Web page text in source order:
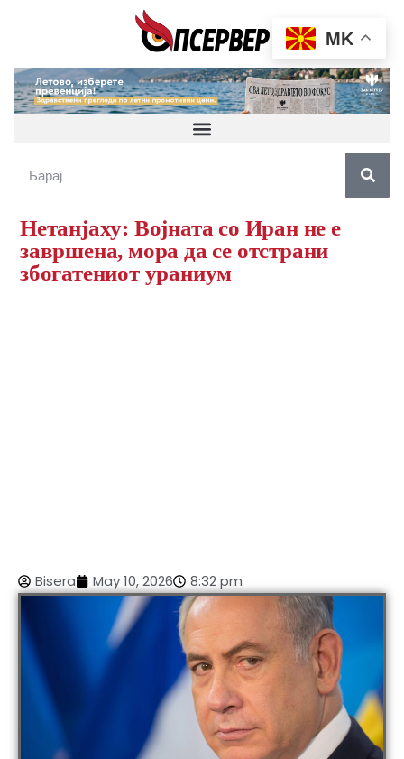
Нетанјаху: Војната со Иран не е
завршена, мора да се отстрани
збогатениот ураниум
Bisera May 10, 2026 8:32 pm
MK